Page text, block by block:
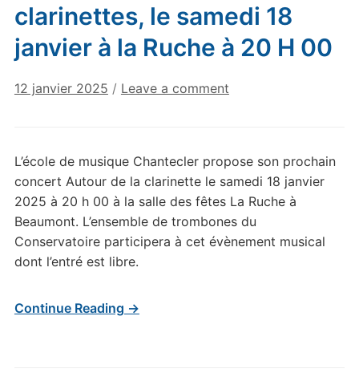
clarinettes, le samedi 18
janvier à la Ruche à 20 H 00
12 janvier 2025 / Leave a comment
L’école de musique Chantecler propose son prochain
concert Autour de la clarinette le samedi 18 janvier
2025 à 20 h 00 à la salle des fêtes La Ruche à
Beaumont. L’ensemble de trombones du
Conservatoire participera à cet évènement musical
dont l’entré est libre.
Continue Reading →